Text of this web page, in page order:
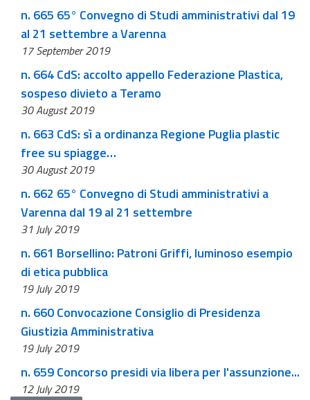
n. 665 65° Convegno di Studi amministrativi dal 19
al 21 settembre a Varenna
17 September 2019
n. 664 CdS: accolto appello Federazione Plastica,
sospeso divieto a Teramo
30 August 2019
n. 663 CdS: sì a ordinanza Regione Puglia plastic
free su spiagge…
30 August 2019
n. 662 65° Convegno di Studi amministrativi a
Varenna dal 19 al 21 settembre
31 July 2019
n. 661 Borsellino: Patroni Griffi, luminoso esempio
di etica pubblica
19 July 2019
n. 660 Convocazione Consiglio di Presidenza
Giustizia Amministrativa
19 July 2019
n. 659 Concorso presidi via libera per l'assunzione...
12 July 2019